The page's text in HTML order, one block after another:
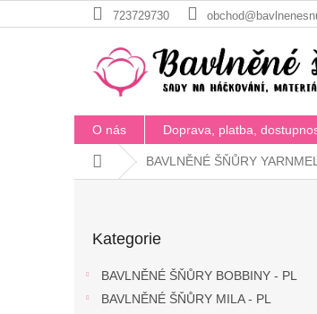
na
723729730
O nás Doprava, platba,
Domů BAVLNĚNÉ ŠŇŮRY
kategorie
Kategorie
BAVLNĚNÉ ŠŇŮRY BOBBINY - PL
BAVLNĚNÉ ŠŇŮRY MILA - PL